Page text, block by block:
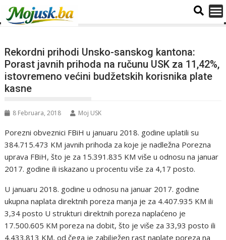
Rekordni prihodi Unsko-sanskog kantona:
Porast javnih prihoda na ručunu USK za 11,42%,
istovremeno većini budžetskih korisnika plate
kasne
8 Februara, 2018 Moj USK
Porezni obveznici FBiH u januaru 2018. godine uplatili su
384.715.473 KM javnih prihoda za koje je nadležna Porezna
uprava FBiH, što je za 15.391.835 KM više u odnosu na januar
2017. godine ili iskazano u procentu više za 4,17 posto.
U januaru 2018. godine u odnosu na januar 2017. godine
ukupna naplata direktnih poreza manja je za 4.407.935 KM ili
3,34 posto U strukturi direktnih poreza naplaćeno je
17.500.605 KM poreza na dobit, što je više za 33,93 posto ili
4.433.813 KM, od čega je zabilježen rast naplate poreza na